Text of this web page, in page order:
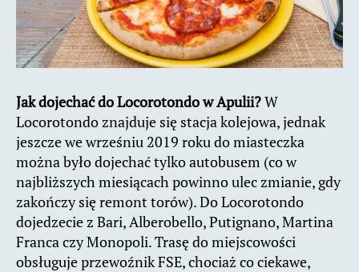
Jak dojechać do Locorotondo w Apulii?W
Locorotondo znajduje się stacja kolejowa, jednak
jeszcze we wrześniu 2019 roku do miasteczka
można było dojechać tylko autobusem (co w
najbliższych miesiącach powinno ulec zmianie, gdy
zakończy się remont torów). Do Locorotondo
dojedzecie z Bari, Alberobello, Putignano, Martina
Franca czy Monopoli. Trasę do miejscowości
obsługuje przewoźnik FSE, chociaż co ciekawe,